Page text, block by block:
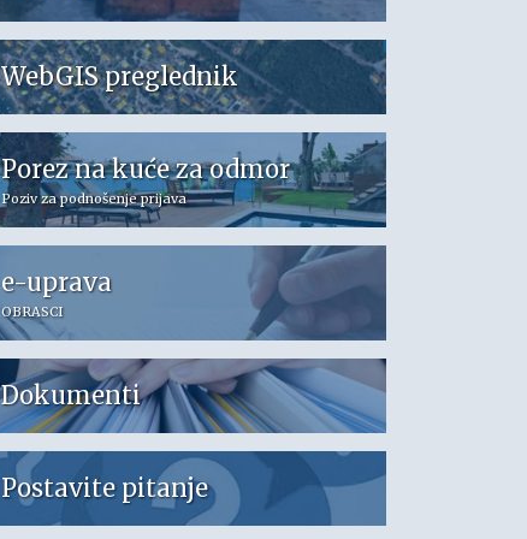
WebGIS preglednik
Porez na kuće za odmor
Poziv za podnošenje prijava
e-uprava
OBRASCI
Dokumenti
Postavite pitanje